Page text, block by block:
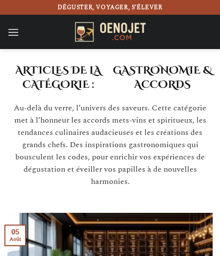
au
contenu
DÉGUSTER, VOYAGER, S’ÉLEVER
GASTRONOMIE &
ACCORDS
Au-delà du verre, l’univers des saveurs. Cette catégorie
met à l’honneur les accords mets-vins et spiritueux, les
tendances culinaires audacieuses et les créations des
grands chefs. Des inspirations gastronomiques qui
bousculent les codes, pour enrichir vos expériences de
dégustation et éveiller vos papilles à de nouvelles
harmonies.
05
Août